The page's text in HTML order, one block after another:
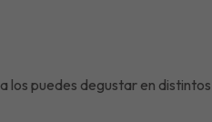
puedes degustar en